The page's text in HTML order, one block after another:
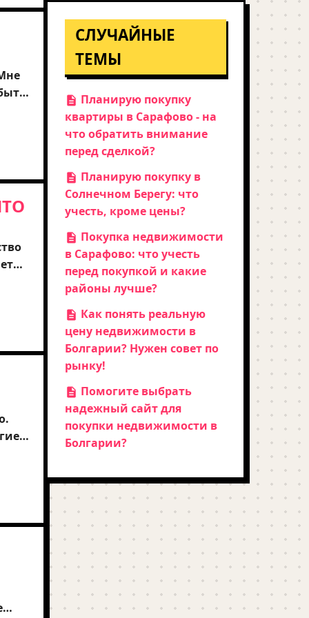
СЛУЧАЙНЫЕ
ТЕМЫ
Планирую покупку
квартиры в Сарафово - на
что обратить внимание
перед сделкой?
Планирую покупку в
Солнечном Берегу: что
учесть, кроме цены?
Покупка недвижимости
в Сарафово: что учесть
перед покупкой и какие
районы лучше?
Как понять реальную
цену недвижимости в
Болгарии? Нужен совет по
рынку!
Помогите выбрать
надежный сайт для
покупки недвижимости в
Болгарии?